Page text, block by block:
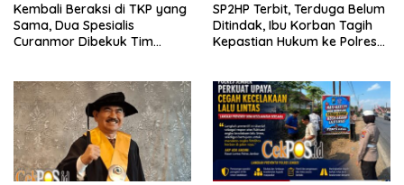
Kembali Beraksi di TKP yang
Sama, Dua Spesialis
Curanmor Dibekuk Tim
SP2HP Terbit, Terduga Belum
Ditindak, Ibu Korban Tagih
Kepastian Hukum ke Polres